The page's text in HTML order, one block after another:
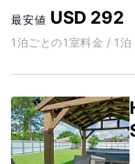
最安値 USD 292
1泊ごとの1室料金 / 1泊